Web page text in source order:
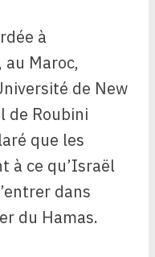
à
au Maroc,
de New
de Roubini
que les
à ce qu’Israël
dans
du Hamas.